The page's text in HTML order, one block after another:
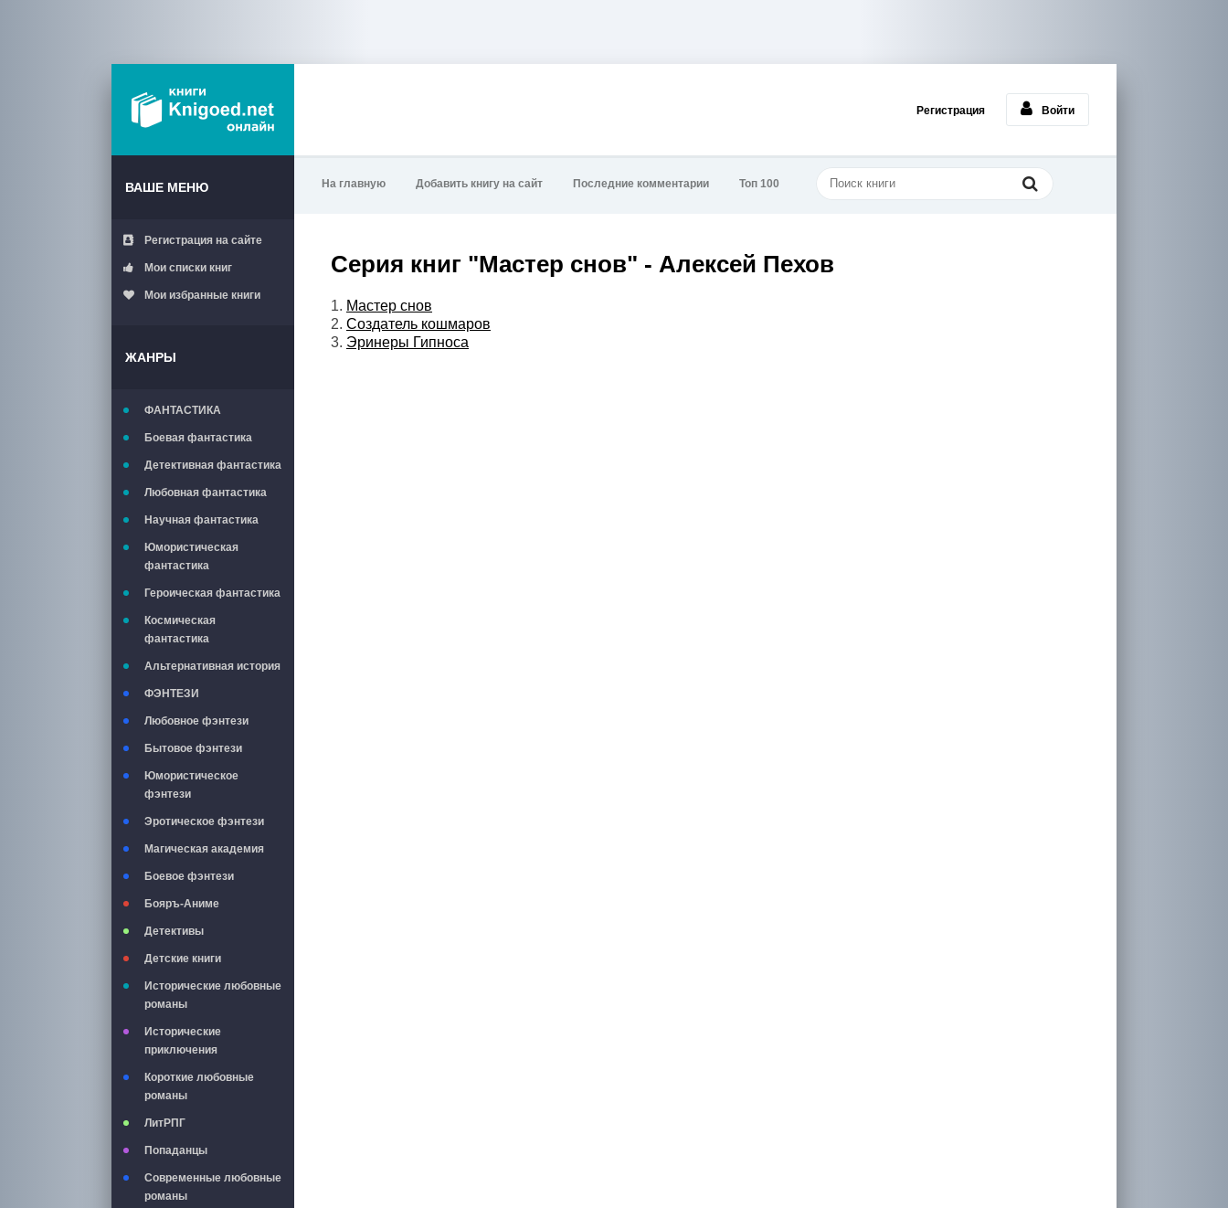
Регистрация Войти
ВАШЕ МЕНЮ
Регистрация на сайте
Мои списки книг
Мои избранные книги
ЖАНРЫ
ФАНТАСТИКА
Боевая фантастика
Детективная фантастика
Любовная фантастика
Научная фантастика
Юмористическая
фантастика
Героическая фантастика
Космическая
фантастика
Альтернативная история
ФЭНТЕЗИ
Любовное фэнтези
Бытовое фэнтези
Юмористическое
фэнтези
Эротическое фэнтези
Магическая академия
Боевое фэнтези
Бояръ-Аниме
Детективы
Детские книги
Исторические любовные
романы
Исторические
приключения
Короткие любовные
романы
ЛитРПГ
Попаданцы
Современные любовные
романы
На главную Добавить книгу на сайт Последние комментарии Топ 100
Серия книг "Мастер снов" - Алексей Пехов
1. Мастер снов
2. Создатель кошмаров
3. Эринеры Гипноса